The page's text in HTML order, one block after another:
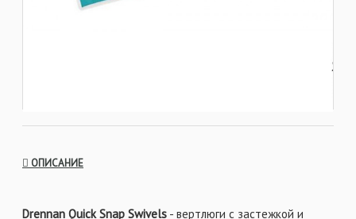
ОПИСАНИЕ
Drennan Quick Snap Swivels - вертлюги с застежкой и